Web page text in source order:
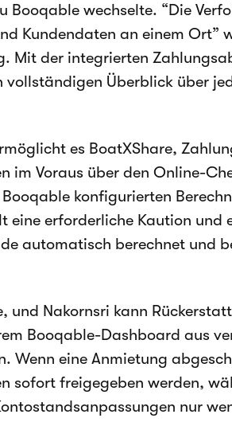
Booqable wechselte. “Die
Kundendaten an einem Ort”
Mit der integrierten
vollständigen Überblick über
es BoatXShare,
im Voraus über den Online-
konfigurierten
eine erforderliche Kaution und
automatisch berechnet und
und Nakornsri kann
Booqable-Dashboard aus
Wenn eine Anmietung
sofort freigegeben werden,
nur